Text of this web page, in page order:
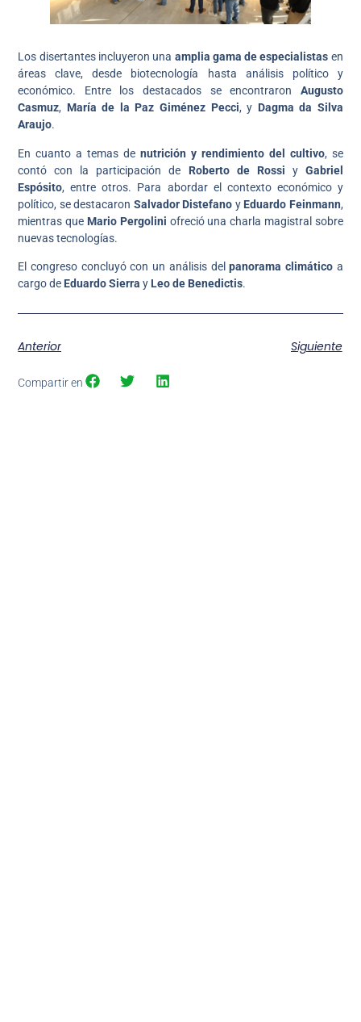
Los disertantes incluyeron una amplia gama de especialistas en
áreas clave, desde biotecnología hasta análisis político y
económico. Entre los destacados se encontraron Augusto
Casmuz, María de la Paz Giménez Pecci, y Dagma da Silva
Araujo.
En cuanto a temas de nutrición y rendimiento del cultivo, se
contó con la participación de Roberto de Rossi y Gabriel
Espósito, entre otros. Para abordar el contexto económico y
político, se destacaron Salvador Distefano y Eduardo Feinmann,
mientras que Mario Pergolini ofreció una charla magistral sobre
nuevas tecnologías.
El congreso concluyó con un análisis delpanorama climáticoa
cargo de Eduardo Sierra y Leo de Benedictis.
Anterior Siguiente
Compartir en